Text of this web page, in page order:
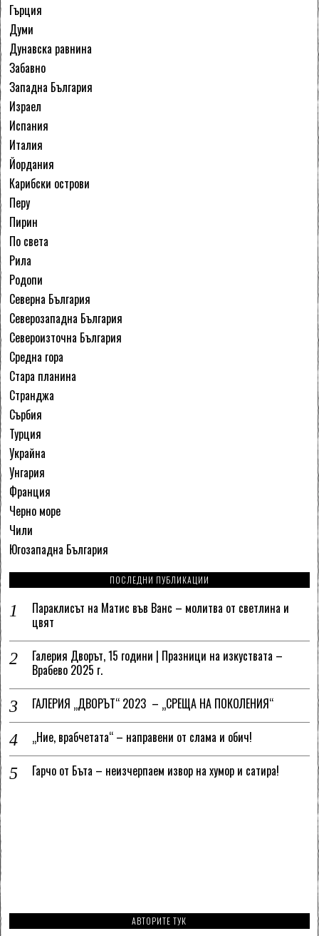
Гърция
Думи
Дунавска равнина
Забавно
Западна България
Израел
Испания
Италия
Йордания
Карибски острови
Перу
Пирин
По света
Рила
Родопи
Северна България
Северозападна България
Североизточна България
Средна гора
Стара планина
Странджа
Сърбия
Турция
Украйна
Унгария
Франция
Черно море
Чили
Югозападна България
ПОСЛЕДНИ ПУБЛИКАЦИИ
Параклисът на Матис във Ванс – молитва от светлина и
цвят
Галерия Дворът, 15 години | Празници на изкуствата –
Врабево 2025 г.
ГАЛЕРИЯ „ДВОРЪТ“ 2023 – „СРЕЩА НА ПОКОЛЕНИЯ“
„Ние, врабчетата“ – направени от слама и обич!
Гарчо от Бъта – неизчерпаем извор на хумор и сатира!
АВТОРИТЕ ТУК